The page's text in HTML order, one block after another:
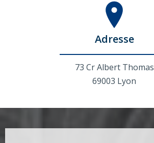
Adresse
73 Cr Albert Thomas
69003 Lyon